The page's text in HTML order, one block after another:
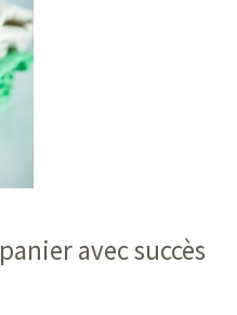
avec succès